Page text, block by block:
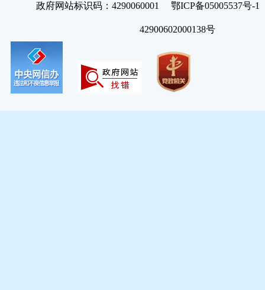
政府网站标识码：4290060001 鄂ICP备05005537号
42900602000138号